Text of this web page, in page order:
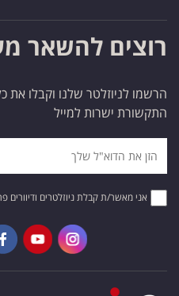
רוצים להשאר
הרשמו לניוזלטר שלנו וקבלו
התקשורת ישרות למייל
אני מאשר/ת קבלת ניוזלטרים ודיוורים